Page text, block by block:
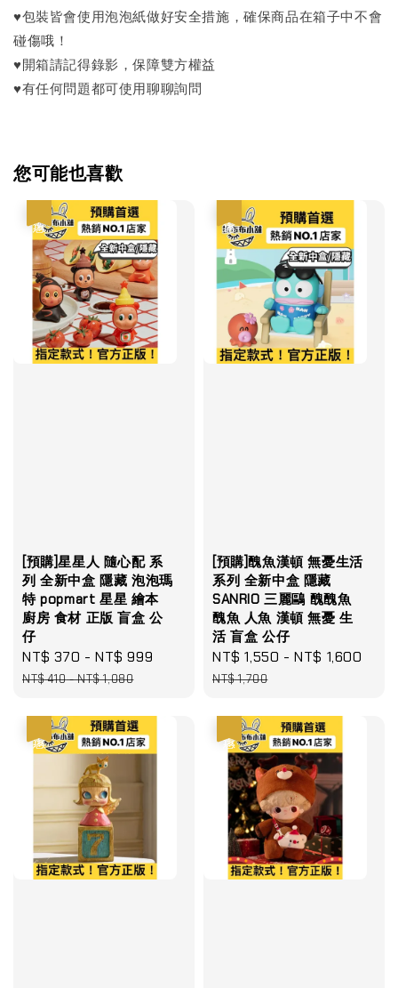
♥包裝皆會使用泡泡紙做好安全措施，確保商品在箱子中不會
碰傷哦！
♥開箱請記得錄影，保障雙方權益
♥有任何問題都可使用聊聊詢問
您可能也喜歡
[預購]星星人 隨心配 系
列 全新中盒 隱藏 泡泡瑪
特 popmart 星星 繪本
廚房 食材 正版 盲盒 公
仔
Sale
price
NT$ 370 -NT$ 999
Regular
NT$ 410-NT$ 1,080
[預購]醜魚漢頓 無憂生活
系列 全新中盒 隱藏
SANRIO 三麗鷗 醜醜魚
醜魚 人魚 漢頓 無憂 生
活 盲盒 公仔
Sale
price
NT$ 1,550 -NT$ 1,600
NT$ 1,700